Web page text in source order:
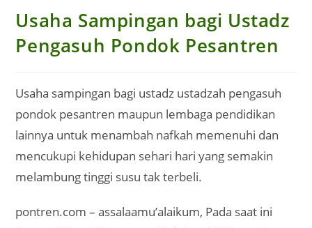
Usaha Sampingan bagi Ustadz
Pengasuh Pondok Pesantren
Usaha sampingan bagi ustadz ustadzah pengasuh
pondok pesantren maupun lembaga pendidikan
lainnya untuk menambah nafkah memenuhi dan
mencukupi kehidupan sehari hari yang semakin
melambung tinggi susu tak terbeli.
pontren.com – assalaamu’alaikum, Pada saat ini